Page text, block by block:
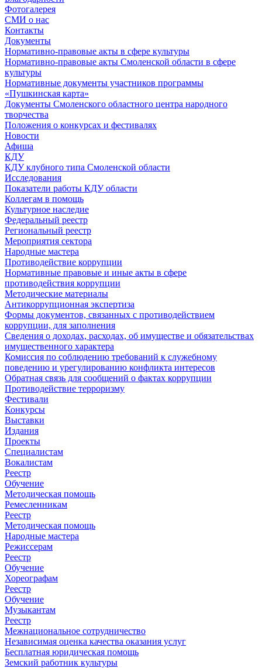
Фотогалерея
СМИ о нас
Контакты
Документы
Нормативно-правовые акты в сфере культуры
Нормативно-правовые акты Смоленской области в сфере
культуры
Нормативные документы участников программы
«Пушкинская карта»
Документы Смоленского областного центра народного
творчества
Положения о конкурсах и фестивалях
Новости
Афиша
КДУ
КДУ клубного типа Смоленской области
Исследования
Показатели работы КДУ области
Коллегам в помощь
Культурное наследие
Федеральный реестр
Региональный реестр
Мероприятия сектора
Народные мастера
Противодействие коррупции
Нормативные правовые и иные акты в сфере
противодействия коррупции
Методические материалы
Антикоррупционная экспертиза
Формы документов, связанных с противодействием
коррупции, для заполнения
Сведения о доходах, расходах, об имуществе и обязательствах
имущественного характера
Комиссия по соблюдению требований к служебному
поведению и урегулированию конфликта интересов
Обратная связь для сообщений о фактах коррупции
Противодействие терроризму
Фестивали
Конкурсы
Выставки
Издания
Проекты
Специалистам
Вокалистам
Реестр
Обучение
Методическая помощь
Ремесленникам
Реестр
Методическая помощь
Народные мастера
Режиссерам
Реестр
Обучение
Хореографам
Реестр
Обучение
Музыкантам
Реестр
Межнациональное сотрудничество
Независимая оценка качества оказания услуг
Бесплатная юридическая помощь
Земский работник культуры